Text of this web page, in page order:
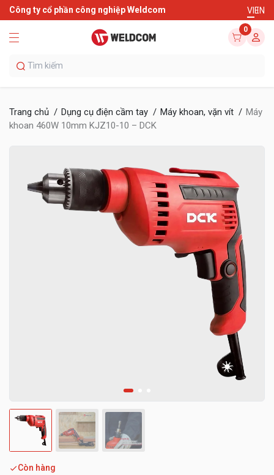
Công ty cổ phần công nghiệp Weldcom VIEN
0
Trang chủ Dụng cụ điện cầm tay Máy khoan, vặn vít
Máy
khoan 460W 10mm KJZ10-10 – DCK
Còn hàng